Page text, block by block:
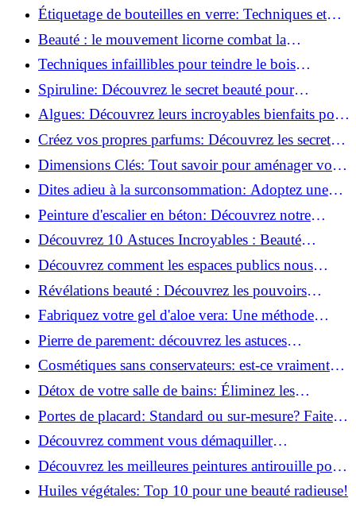
100% comestible!
Étiquetage de bouteilles en verre: Techniques et
astuces incontournables!
Beauté : le mouvement licorne combat la
surconsommation !
Techniques infaillibles pour teindre le bois
naturellement: Découvrez comment!
Spiruline: Découvrez le secret beauté pour
revitaliser les peaux fatiguées!
Algues: Découvrez leurs incroyables bienfaits pour
la santé et la beauté!
Créez vos propres parfums: Découvrez les secrets
de la fabrication artisanale!
Dimensions Clés: Tout savoir pour aménager votre
salle de bains!
Dites adieu à la surconsommation: Adoptez une
vie plus simple!
Peinture d'escalier en béton: Découvrez notre
tutoriel facile et rapide!
Découvrez 10 Astuces Incroyables : Beauté
Naturelle avec le Concombre !
Découvrez comment les espaces publics nous
incitent à être plus actifs : Révélations surprenantes!
Révélations beauté : Découvrez les pouvoirs
insoupçonnés du concombre!
Fabriquez votre gel d'aloe vera: Une méthode
simple et rapide à la maison!
Pierre de parement: découvrez les astuces
infaillibles pour un nettoyage parfait!
Cosmétiques sans conservateurs: est-ce vraiment
possible?
Détox de votre salle de bains: Éliminez les
ingrédients nocifs dès maintenant!
Portes de placard: Standard ou sur-mesure? Faites
le meilleur choix!
Découvrez comment vous démaquiller
naturellement: Astuces et secrets révélés!
Découvrez les meilleures peintures antirouille pour
le fer: Top 12 analysé!
Huiles végétales: Top 10 pour une beauté radieuse!